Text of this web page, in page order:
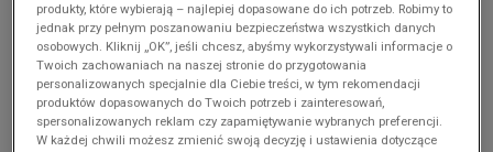
TIMBERLAND EURO SPRINT MID
LACE BOOT
399,99 zł
TIMBERLAND EURO SPRINT MID
LACE BOOT
399,99 zł
produkty, które wybierają – najlepiej dopasowane do ich potrzeb. Robimy to
jednak przy pełnym poszanowaniu bezpieczeństwa wszystkich danych
osobowych. Kliknij „OK”, jeśli chcesz, abyśmy wykorzystywali informacje o
Twoich zachowaniach na naszej stronie do przygotowania
personalizowanych specjalnie dla Ciebie treści, w tym rekomendacji
produktów dopasowanych do Twoich potrzeb i zainteresowań,
spersonalizowanych reklam czy zapamiętywanie wybranych preferencji.
W każdej chwili możesz zmienić swoją decyzję i ustawienia dotyczące